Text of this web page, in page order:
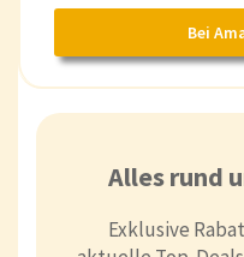
Bei
Alles rund
Exklusive